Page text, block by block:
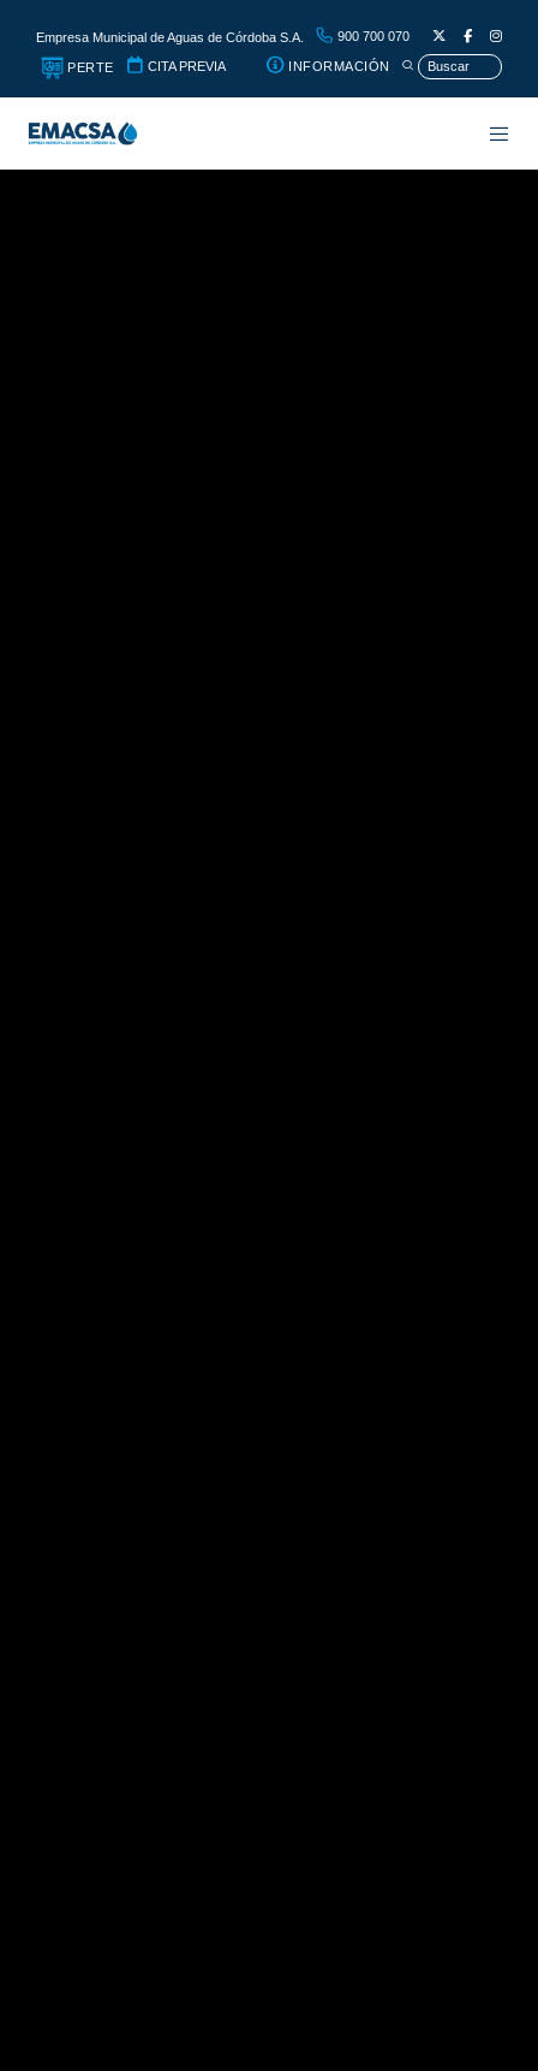
Empresa Municipal de Aguas de Córdoba S.A. 900 700 070
PERTE CITA PREVIA INFORMACIÓN